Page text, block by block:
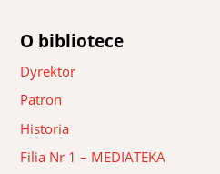
O bibliotece
Dyrektor
Patron
Historia
Filia Nr 1 – MEDIATEKA